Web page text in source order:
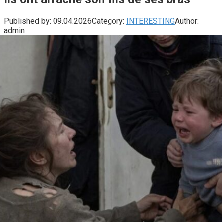
Published by: 09.04.2026Category: INTERESTINGAuthor:
admin